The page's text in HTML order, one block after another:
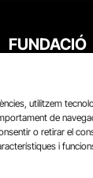
utilitzem
de
o retirar el
i
FUNDACIÓ